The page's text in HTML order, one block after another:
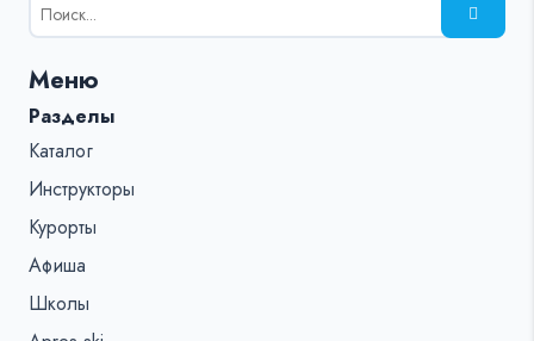
поиска
%s:
Меню
Разделы
Каталог
Инструкторы
Курорты
Афиша
Школы